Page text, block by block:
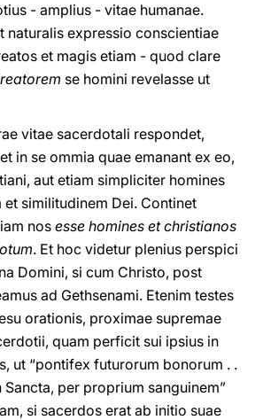
- amplius - vitae humanae.
naturalis expressio conscientiae
et magis etiam - quod clare
se homini revelasse ut
vitae sacerdotali respondet,
in se ommia quae emanant ex eo,
aut etiam simpliciter homines
similitudinem Dei. Continet
nos esse homines et christianos
. Et hoc videtur plenius perspici
Domini, si cum Christo, post
ad Gethsenami. Etenim testes
orationis, proximae supremae
quam perficit sui ipsius in
ut “pontifex futurorum bonorum . .
Sancta, per proprium sanguinem”
si sacerdos erat ab initio suae